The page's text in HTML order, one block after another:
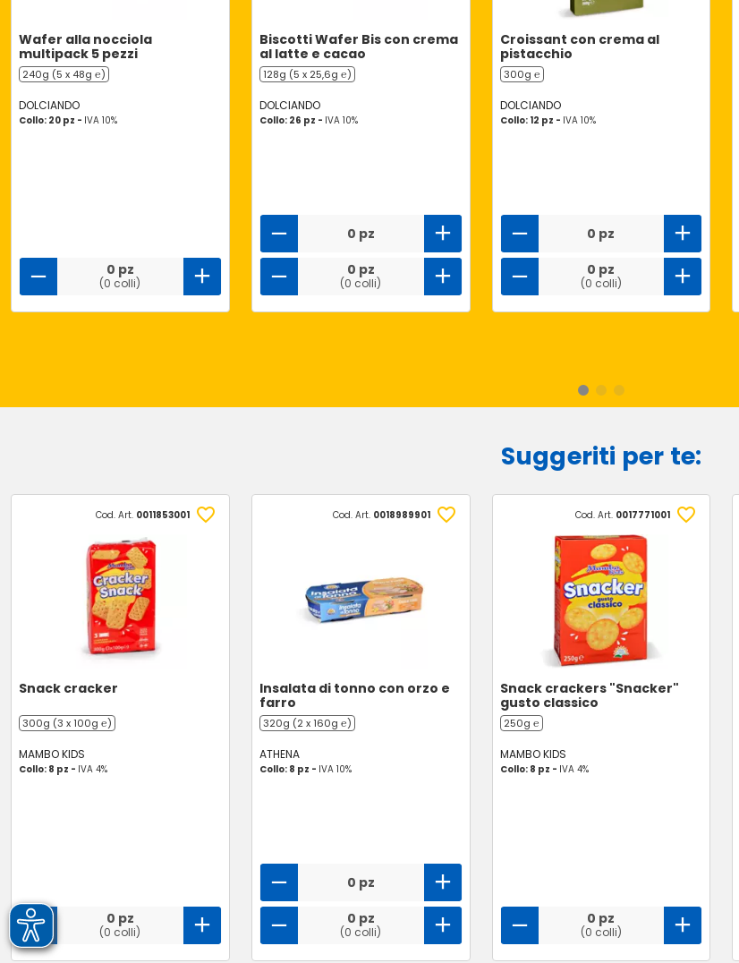
Wafer alla nocciola
multipack 5 pezzi
240g (5 x 48g ℮)
DOLCIANDO
Collo: 20 pz - IVA 10%
0 pz
(0 colli)
Biscotti Wafer Bis con crema
al latte e cacao
128g (5 x 25,6g ℮)
DOLCIANDO
Collo: 26 pz - IVA 10%
0 pz
0 pz
(0 colli)
Croissant con crema al
pistacchio
300g ℮
DOLCIANDO
Collo: 12 pz - IVA 10%
0 pz
0 pz
(0 colli)
Suggeriti per te:
Cod. Art. 0011853001
Snack cracker
300g (3 x 100g ℮)
MAMBO KIDS
Collo: 8 pz - IVA 4%
0 pz
(0 colli)
Cod. Art. 0018989901
Insalata di tonno con orzo e
farro
320g (2 x 160g ℮)
ATHENA
Collo: 8 pz - IVA 10%
0 pz
0 pz
(0 colli)
Cod. Art. 0017771001
Snack crackers "Snacker"
gusto classico
250g ℮
MAMBO KIDS
Collo: 8 pz - IVA 4%
0 pz
(0 colli)